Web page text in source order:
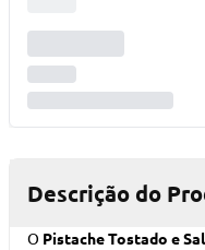
Descrição do
O Pistache Tostado e